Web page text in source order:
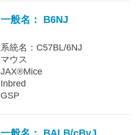
一般名： B6NJ
系統名：C57BL/6NJ
マウス
JAX®Mice
Inbred
GSP